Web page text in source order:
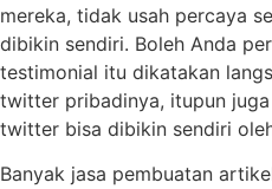
mereka, tidak usah percaya
dibikin sendiri. Boleh Anda
testimonial itu dikatakan
twitter pribadinya, itupun
twitter bisa dibikin sendiri
Banyak jasa pembuatan